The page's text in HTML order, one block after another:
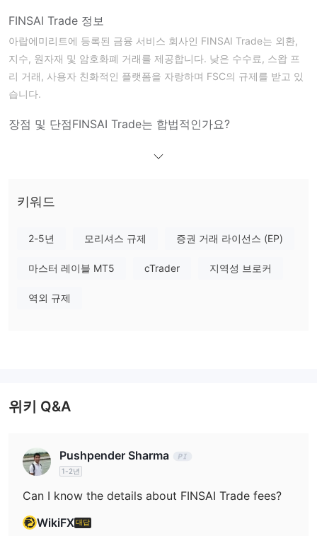
FINSAI Trade 정보
아랍에미리트에 등록된 금융 서비스 회사인 FINSAI Trade는 외환,
지수, 원자재 및 암호화폐 거래를 제공합니다. 낮은 수수료, 스왑 프
리 거래, 사용자 친화적인 플랫폼을 자랑하며 FSC의 규제를 받고 있
습니다.
장점 및 단점FINSAI Trade는 합법적인가요?
외환, 주식, 원자재, 지수 및 암호화폐를 포함한 다양한 금융 상품에
투자할 수 있습니다. Finsai는 귀하의 독특한 요구에 맞춘 혁신적인
합니다.
지만, 단순함을 추구하는 트레이더에게는 확실한 선택지입니다.
FINSAI Trade 수수료
Finsai Trade의 스프레드 및 커미션 측면에서 수수료 구조는 경쟁력
거래 수수료
키워드
2-5년 모리셔스 규제 증권 거래 라이선스 (EP)
마스터 레이블 MT5 cTrader 지역성 브로커
역외 규제
위키 Q&A
Pushpender Sharma
1-2년
Can I know the details about FINSAI Trade fees?
WikiFX대답